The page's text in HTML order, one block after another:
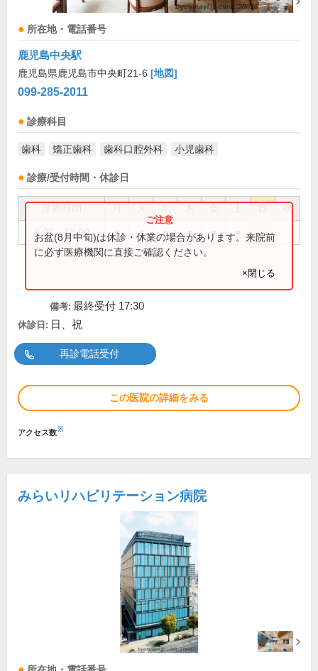
所在地・電話番号
鹿児島中央駅
鹿児島県鹿児島市中央町21-6 [地図]
099-285-2011
診療科目
歯科 矯正歯科 歯科口腔外科 小児歯科
診療/受付時間・休診日
祝
9:00～18:00 ● ● ● ● ●
お盆(8月中旬)は休診・休業の場合があります。来院前
に必ず医療機関に直接ご確認ください。
×閉じる
備考: 最終受付 17:30
休診日: 日、祝
再診電話受付
この医院の詳細をみる
アクセス数※
みらいリハビリテーション病院